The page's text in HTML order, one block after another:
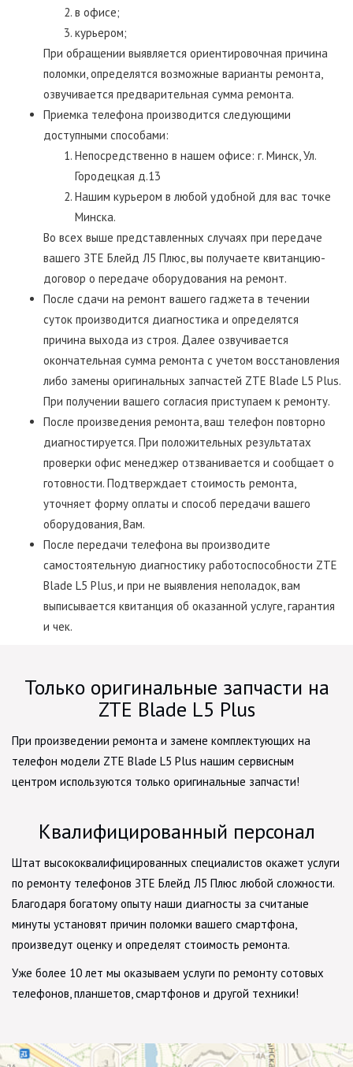
в офисе;
курьером;
При обращении выявляется ориентировочная причина
поломки, определятся возможные варианты ремонта,
озвучивается предварительная сумма ремонта.
Приемка телефона производится следующими
доступными способами:
Непосредственно в нашем офисе: г. Минск, Ул.
Городецкая д.13
Нашим курьером в любой удобной для вас точке
Минска.
Во всех выше представленных случаях при передаче
вашего ЗТЕ Блейд Л5 Плюс, вы получаете квитанцию-
договор о передаче оборудования на ремонт.
После сдачи на ремонт вашего гаджета в течении
суток производится диагностика и определятся
причина выхода из строя. Далее озвучивается
окончательная сумма ремонта с учетом восстановления
либо замены оригинальных запчастей ZTE Blade L5 Plus.
При получении вашего согласия приступаем к ремонту.
После произведения ремонта, ваш телефон повторно
диагностируется. При положительных результатах
проверки офис менеджер отзванивается и сообщает о
готовности. Подтверждает стоимость ремонта,
уточняет форму оплаты и способ передачи вашего
оборудования, Вам.
После передачи телефона вы производите
самостоятельную диагностику работоспособности ZTE
Blade L5 Plus, и при не выявления неполадок, вам
выписывается квитанция об оказанной услуге, гарантия
и чек.
Только оригинальные запчасти на
ZTE Blade L5 Plus
При произведении ремонта и замене комплектующих на
телефон модели ZTE Blade L5 Plus нашим сервисным
центром используются только оригинальные запчасти!
Квалифицированный персонал
Штат высококвалифицированных специалистов окажет услуги
по ремонту телефонов ЗТЕ Блейд Л5 Плюс любой сложности.
Благодаря богатому опыту наши диагносты за считаные
минуты установят причин поломки вашего смартфона,
произведут оценку и определят стоимость ремонта.
Уже более 10 лет мы оказываем услуги по ремонту сотовых
телефонов, планшетов, смартфонов и другой техники!